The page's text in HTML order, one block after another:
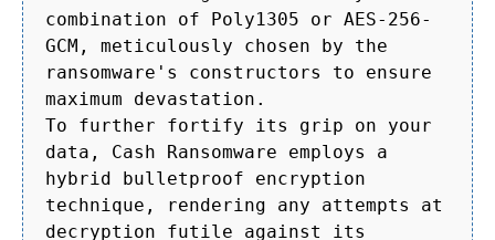
combination of Poly1305 or AES-256-
GCM, meticulously chosen by the
ransomware's constructors to ensure
maximum devastation.
To further fortify its grip on your
data, Cash Ransomware employs a
hybrid bulletproof encryption
technique, rendering any attempts at
decryption futile against its